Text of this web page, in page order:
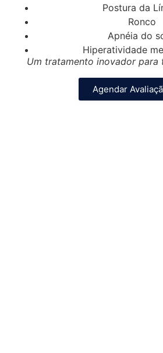
Postura da
Ronco
Apnéia do
Hiperatividade
Um tratamento inovador para
Agendar